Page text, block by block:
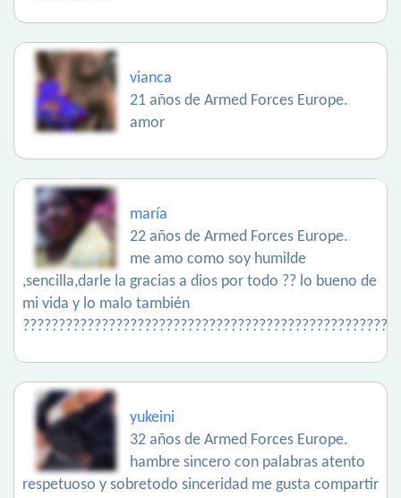
vianca
21 años de Armed Forces Europe.
amor
maría
22 años de Armed Forces Europe.
me amo como soy humilde
,sencilla,darle la gracias a dios por todo ?? lo bueno de
mi vida y lo malo también
yukeini
32 años de Armed Forces Europe.
hambre sincero con palabras atento
respetuoso y sobretodo sinceridad me gusta compartir